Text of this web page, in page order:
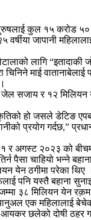
कुल १५ करोड
जापानी
लागि “इतादाकी
चिनिने माई
सजाय र १२ मिलियन
हो जसले डेटिङ
प्रयोग गर्दछ,”
र अगस्ट २०२३ को
पैसा चाहियो भन्ने
येन ठगीमा परेका थिए ।
पनि यस्तै बहाना
३८ मिलियन येन
एक महिलालाई बेचेको
छलेको दोषी ठहर